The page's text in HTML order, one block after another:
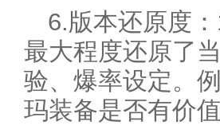
6.版本还原度
最大程度还原了
验、爆率设定。
玛装备是否有价值